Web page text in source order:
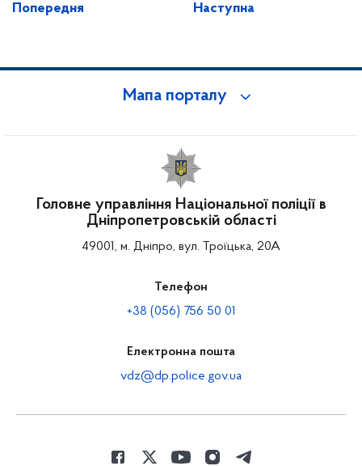
Попередня Наступна
Мапа порталу
Головне управління Національної поліції в
Дніпропетровській області
49001, м. Дніпро, вул. Троїцька, 20А
Телефон
+38 (056) 756 50 01
Електронна пошта
vdz@dp.police.gov.ua